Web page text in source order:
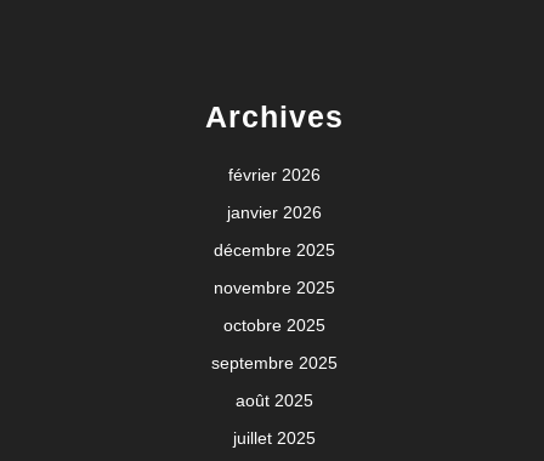
Archives
février 2026
janvier 2026
décembre 2025
novembre 2025
octobre 2025
septembre 2025
août 2025
juillet 2025